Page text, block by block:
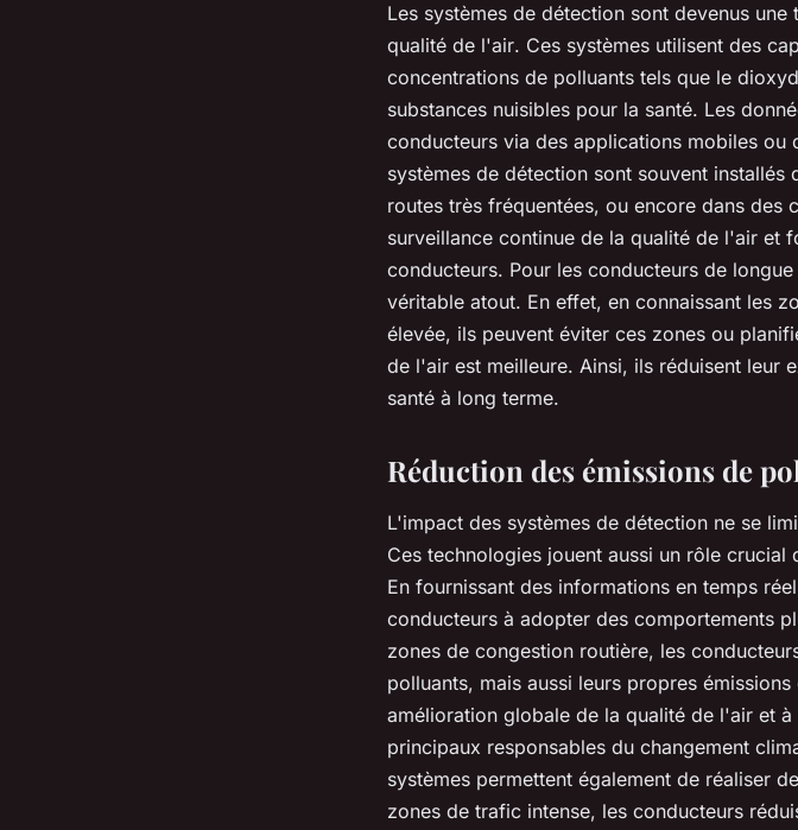
Les systèmes de détection sont devenus
qualité de l'air. Ces systèmes utilisent des
concentrations de polluants tels que le
substances nuisibles pour la santé. Les
conducteurs via des applications mobiles ou
systèmes de détection sont souvent installés
routes très fréquentées, ou encore dans des
surveillance continue de la qualité de l'air et
conducteurs. Pour les conducteurs de
véritable atout. En effet, en connaissant les
élevée, ils peuvent éviter ces zones ou
de l'air est meilleure. Ainsi, ils réduisent leur
santé à long terme.
Réduction des émissions de
L'impact des systèmes de détection ne se
Ces technologies jouent aussi un rôle crucial
En fournissant des informations en temps
conducteurs à adopter des comportements
zones de congestion routière, les
polluants, mais aussi leurs propres
amélioration globale de la qualité de l'air et à
principaux responsables du changement
systèmes permettent également de réaliser
zones de trafic intense, les conducteurs